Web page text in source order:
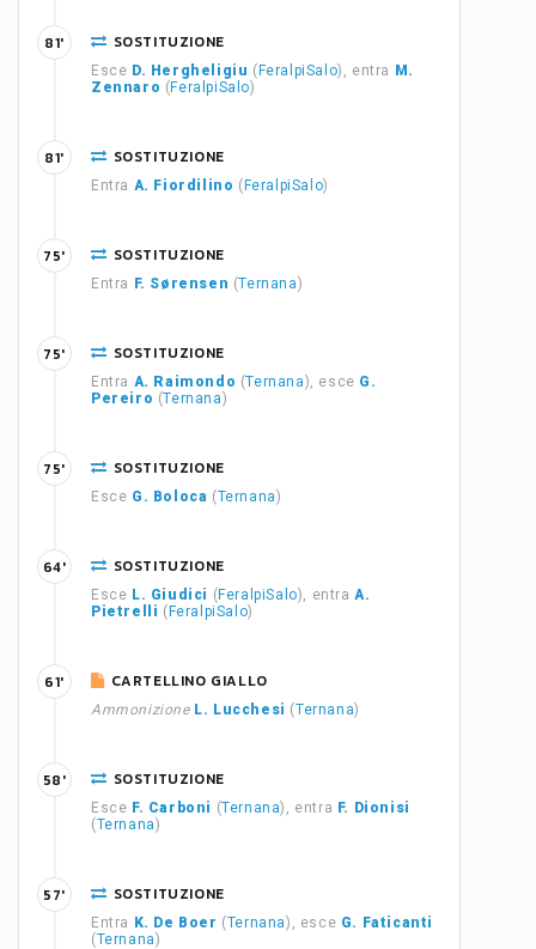
SOSTITUZIONE
Esce D. Hergheligiu ( FeralpiSalo), entra
M.
Zennaro ( FeralpiSalo)
81'
SOSTITUZIONE
Entra A. Fiordilino ( FeralpiSalo)
81'
SOSTITUZIONE
Entra F. Sørensen (Ternana)
75'
SOSTITUZIONE
Entra A. Raimondo (Ternana), esce G.
Pereiro (Ternana)
75'
SOSTITUZIONE
Esce G. Boloca (Ternana)
75'
SOSTITUZIONE
Esce L. Giudici ( FeralpiSalo), entraA.
Pietrelli ( FeralpiSalo)
64'
CARTELLINO GIALLO
Ammonizione L. Lucchesi (Ternana)
61'
SOSTITUZIONE
Esce F. Carboni (Ternana), entra F. Dionisi
(Ternana)
58'
SOSTITUZIONE
Entra K. De Boer (Ternana), esce G. Faticanti
(Ternana)
57'